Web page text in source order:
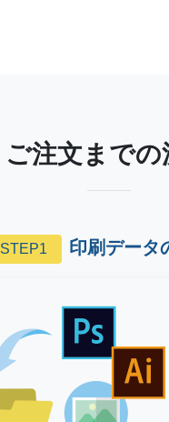
ご注文までの
STEP1 印刷データ